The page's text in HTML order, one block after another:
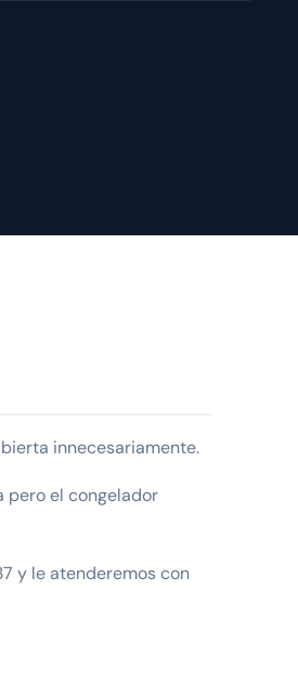
innecesariamente.
pero el congelador
y le atenderemos con